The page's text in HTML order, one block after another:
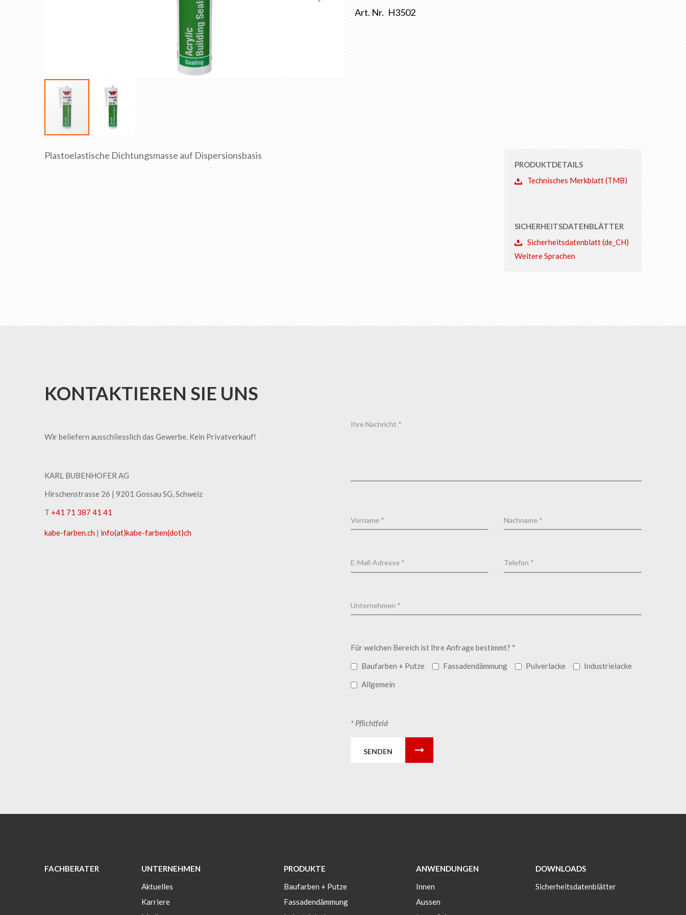
Art. Nr. H3502
Anfang
PRODUKTDETAILS
Technisches Merkblatt (TMB)
SICHERHEITSDATENBLÄTTER
Sicherheitsdatenblatt (de_CH)
Weitere Sprachen
Plastoelastische Dichtungsmasse auf Dispersionsbasis
KONTAKTIEREN SIE UNS
Wir beliefern ausschliesslich das Gewerbe. Kein Privatverkauf!
KARL BUBENHOFER AG
Hirschenstrasse 26 | ​9201 Gossau SG, Schweiz
T +41 71 387 41 41
kabe-​farben.ch | info(at)kabe-​farben(dot)ch
Für welchen Bereich ist Ihre Anfrage bestimmt? *
Baufarben + Putze
Fassadendämmung Pulverlacke
Industrielacke
Allgemein
* Pflichtfeld
SENDEN
FACHBERATER
UNTERNEHMEN
Aktuelles
Karriere
PRODUKTE
Baufarben + Putze
Fassadendämmung
ANWENDUNGEN
Innen
Aussen
DOWNLOADS
Sicherheitsdatenblätter